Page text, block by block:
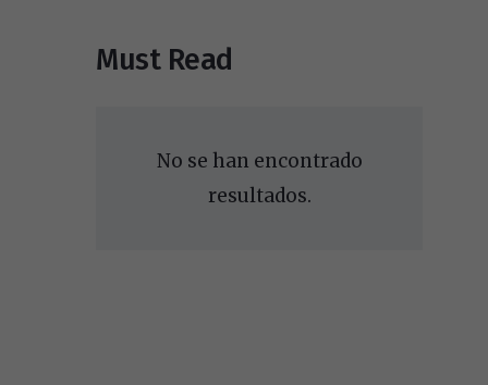
Must Read
No se han encontrado
resultados.